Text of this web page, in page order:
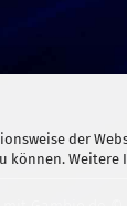
der
können.